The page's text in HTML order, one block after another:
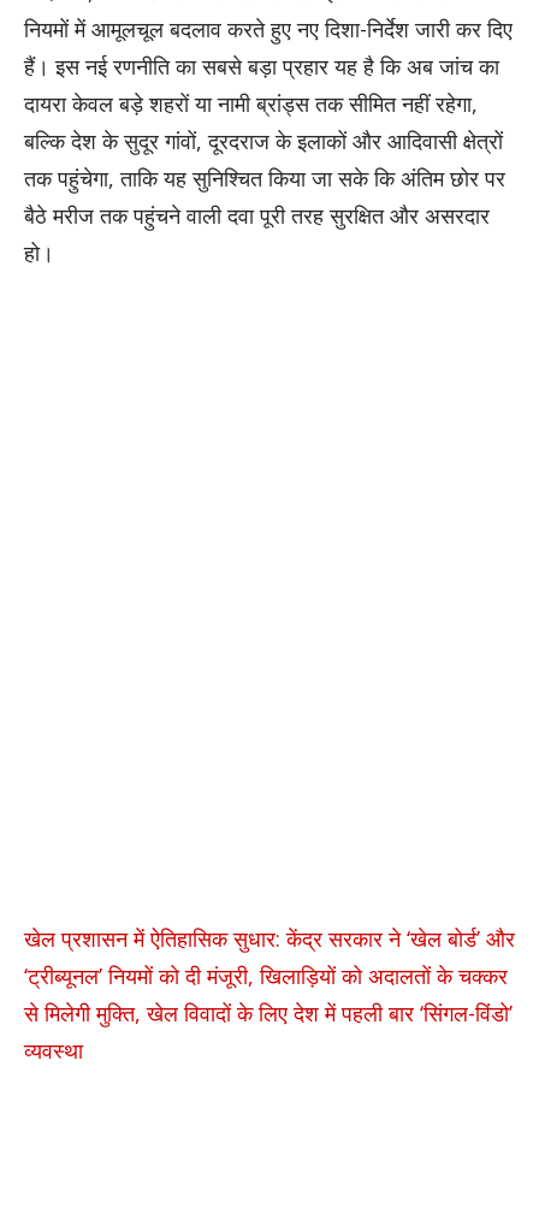
नियमों में आमूलचूल बदलाव करते हुए नए दिशा-निर्देश जारी कर दिए
हैं। इस नई रणनीति का सबसे बड़ा प्रहार यह है कि अब जांच का
दायरा केवल बड़े शहरों या नामी ब्रांड्स तक सीमित नहीं रहेगा,
बल्कि देश के सुदूर गांवों, दूरदराज के इलाकों और आदिवासी क्षेत्रों
तक पहुंचेगा, ताकि यह सुनिश्चित किया जा सके कि अंतिम छोर पर
बैठे मरीज तक पहुंचने वाली दवा पूरी तरह सुरक्षित और असरदार
हो।
खेल प्रशासन में ऐतिहासिक सुधार: केंद्र सरकार ने ‘खेल बोर्ड’ और
‘ट्रीब्यूनल’ नियमों को दी मंजूरी, खिलाड़ियों को अदालतों के चक्कर
से मिलेगी मुक्ति, खेल विवादों के लिए देश में पहली बार ‘सिंगल-विंडो’
व्यवस्था